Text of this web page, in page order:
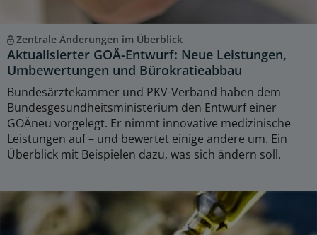
Zentrale Änderungen im Überblick
Aktualisierter GOÄ-Entwurf: Neue Leistungen,
Umbewertungen und Bürokratieabbau
Bundesärztekammer und PKV-Verband haben dem
Bundesgesundheitsministerium den Entwurf einer
GOÄneu vorgelegt. Er nimmt innovative medizinische
Leistungen auf – und bewertet einige andere um. Ein
Überblick mit Beispielen dazu, was sich ändern soll.